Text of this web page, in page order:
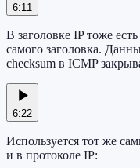
6:11
В заголовке IP тоже
самого заголовка.
checksum в ICMP
6:22
Используется тот же
и в протоколе IP: